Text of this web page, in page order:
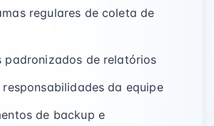
regulares de coleta de
padronizados de relatórios
responsabilidades da equipe
de backup e